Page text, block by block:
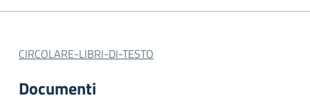
CIRCOLARE-LIBRI-DI-TESTO
Documenti